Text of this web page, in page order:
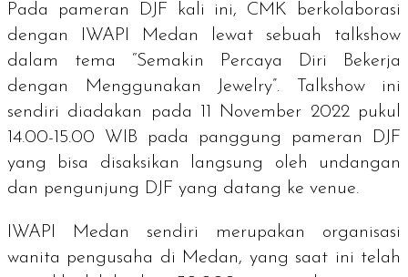
Pada pameran DJF kali ini, CMK berkolaborasi
dengan IWAPI Medan lewat sebuah talkshow
dalam tema “Semakin Percaya Diri Bekerja
dengan Menggunakan Jewelry”. Talkshowini
sendiri diadakan pada 11 November 2022 pukul
14.00-15.00 WIB pada panggung pameran DJF
yang bisa disaksikan langsung oleh undangan
dan pengunjung DJF yang datang ke venue.
IWAPI Medan sendiri merupakan organisasi
wanita pengusaha di Medan, yang saat ini telah